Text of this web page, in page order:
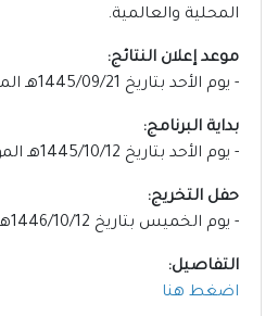
المحلية والعالمية.
موعد إعلان النتائج:
- يوم الأحد بتاريخ 1445/09/21هـ الموافق 2024/03/31م.
بداية البرنامج:
- يوم الأحد بتاريخ 1445/10/12هـ الموافق 2024/04/21م.
حفل التخريج:
- يوم الخميس بتاريخ 1446/10/12هـ الموافق 2025/04/10م.
التفاصيل:
اضغط هنا